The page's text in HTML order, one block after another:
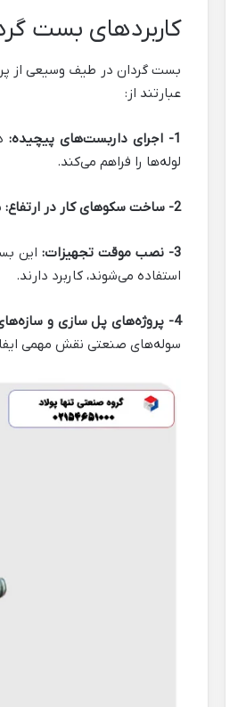
کاربردهای بست
بست گردان در طیف وسیعی از
عبارتند از:
1- اجرای داربست‌های پیچیده:
لوله‌ها را فراهم می‌کند.
2- ساخت سکوهای کار در ارتفاع:
3- نصب موقت تجهیزات:
این
استفاده می‌شوند، کاربرد دارند.
4- پروژه‌های پل سازی و سازه‌های صنعتی:
سوله‌های صنعتی نقش مهمی